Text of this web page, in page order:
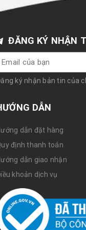
ĐĂNG KÝ NHẬN
ký nhận bản tin của
DẪN
dẫn đặt hàng
định thanh toán
dẫn giao nhận
khoản dịch vụ